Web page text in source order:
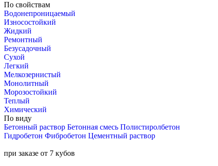
По свойствам
Водонепроницаемый
Износостойкий
Жидкий
Ремонтный
Безусадочный
Сухой
Легкий
Мелкозернистый
Монолитный
Морозостойкий
Теплый
Химический
По виду
Бетонный раствор Бетонная смесь Полистиролбетон
Гидробетон Фибробетон Цементный раствор
при заказе от 7 кубов